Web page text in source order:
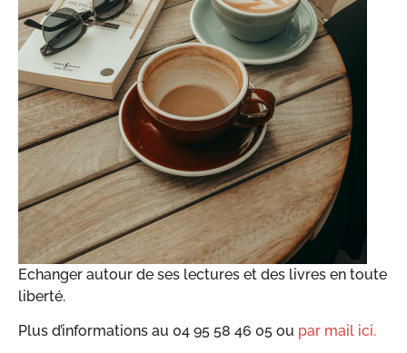
Echanger autour de ses lectures et des livres en toute
liberté.
Plus d’informations au 04 95 58 46 05 ou par mail ici.